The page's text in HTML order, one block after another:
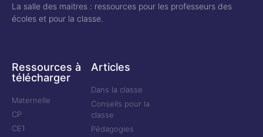
La salle des maitres : ressources pour les professeurs des
écoles et pour la classe.
Ressources à
télécharger
Maternelle
CP
CE1
Articles
Dans la classe
Conseils pour la
classe
Pédagogies